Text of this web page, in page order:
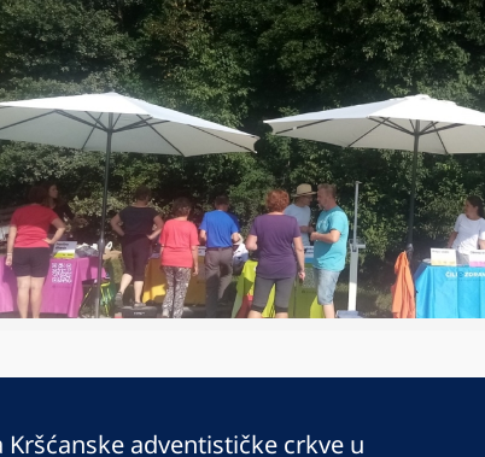
Kršćanske adventističke crkve u